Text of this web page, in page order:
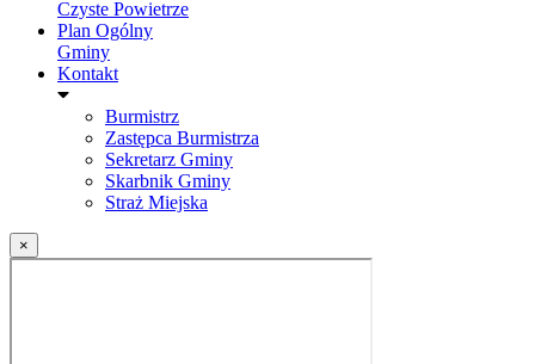
Czyste Powietrze
Plan Ogólny
Gminy
Kontakt
Burmistrz
Zastępca Burmistrza
Sekretarz Gminy
Skarbnik Gminy
Straż Miejska
×